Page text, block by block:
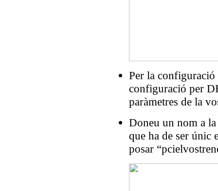
Per la
configuració per
paràmetres de la
Doneu un nom a
que ha de ser únic
posar